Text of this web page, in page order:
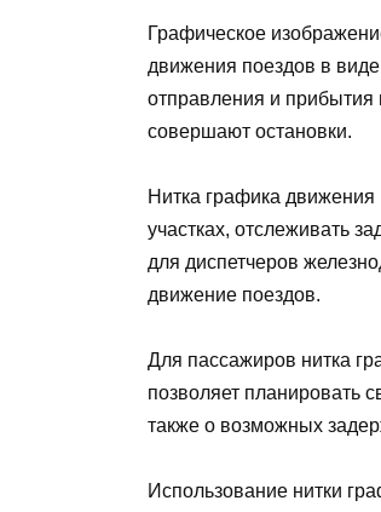
Графическое
движения поездов в
отправления и прибытия
совершают остановки.
Нитка графика
участках, отслеживать
для диспетчеров
движение поездов.
Для пассажиров нитка
позволяет планировать
также о возможных
Использование нитки